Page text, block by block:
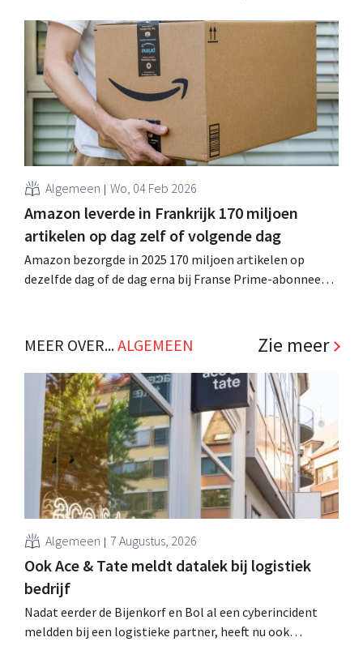
concurrent worden van Amazon, Temu en ook Bol. .
Algemeen Wo, 04 Feb 2026
Amazon leverde in Frankrijk 170 miljoen
artikelen op dag zelf of volgende dag
Amazon bezorgde in 2025 170 miljoen artikelen op
dezelfde dag of de dag erna bij Franse Prime-abonnees.
MEER OVER...ALGEMEEN Zie meer
Algemeen 7 Augustus, 2026
Ook Ace & Tate meldt datalek bij logistiek
bedrijf
Nadat eerder de Bijenkorf en Bol al een cyberincident
meldden bij een logistieke partner, heeft nu ook